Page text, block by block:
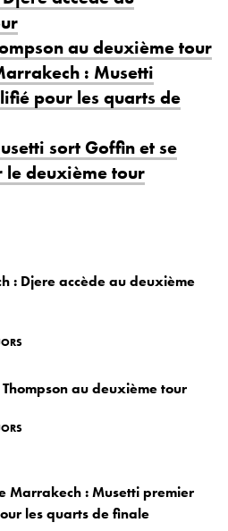
au deuxième tour
: Musetti
pour les quarts de
sort Goffin et se
deuxième tour
: Djere accède au deuxième
Thompson au deuxième tour
Marrakech : Musetti premier
les quarts de finale